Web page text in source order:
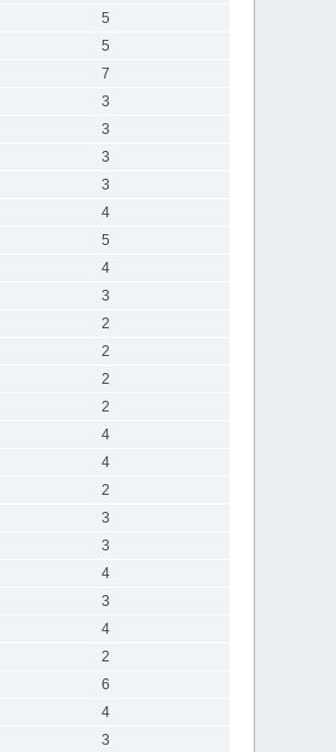
5
5
7
3
3
3
3
4
5
4
3
2
2
2
2
4
4
2
3
3
4
3
4
2
6
4
3